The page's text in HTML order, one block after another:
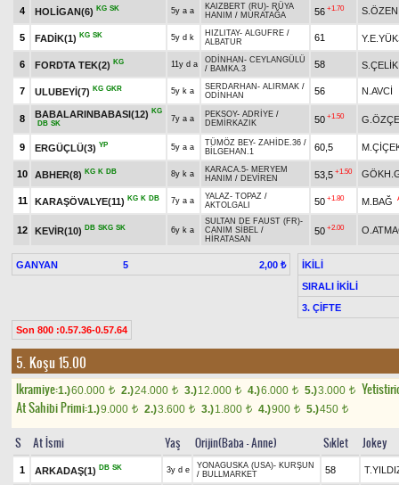
4 HOLİGAN(6) KG SK 5y a a KAIZBERT (RU)- RÜYA
HANIM / MURATAĞA 56 +1.70 S.ÖZEN
5 FADİK(1) KG SK 5y d k HIZLITAY- ALGUFRE /
ALBATUR
61
6 FORDTA TEK(2) KG 11y d a ODİNHAN - CEYLANGÜLÜ
/ BAMKA.3 58 S.ÇELİK
7 ULUBEYİ(7) KG GKR 5y k a SERDARHAN - ALIRMAK /
ODİNHAN
56 N.AVCİ
8 BABALARINBABASI(12) KG
DB SK
7y a a PEKSOY- ADRİYE /
DEMİRKAZIK
50 +1.50
9 ERGÜÇLÜ(3) YP 5y a a TÜMÖZ BEY- ZAHİDE.36 /
BİLGEHAN.1
60,5
10 ABHER(8) KG K DB 8y k a KARACA.5- MERYEM
HANIM / DEVİREN 53,5 +1.50
11 KARAŞÖVALYE(11) KG K DB 7y a a YALAZ- TOPAZ /
AKTOLGALI
50 +1.80 M.BAĞ
12 KEVİR(10) DB SKG SK 6y k a
SULTAN DE FAUST (FR)-
CANIM SİBEL /
HİRATASAN
50 +2.00
GANYAN 5 2,00 ₺
İKİLİ
SIRALI İKİLİ
3. ÇİFTE
Son 800 :0.57.36-0.57.64
5. Koşu 15.00
Ikramiye:1.)60.000 t 2.)24.000 t 3.)12.000 t 4.)6.000 t 5.)3.000 t
At Sahibi Primi:1.)9.000 t 2.)3.600 t 3.)1.800 t 4.)900 t 5.)450 t
S At İsmi Yaş Orijin(Baba - Anne) Sıklet Jokey
1 ARKADAŞ(1) DB SK 3y d e YONAGUSKA (USA)- KURŞUN
/ BULLMARKET 58